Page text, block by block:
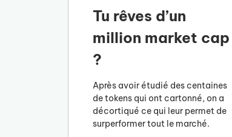
Tu rêves d’un
million market cap
?
Après avoir étudié des centaines
de tokens qui ont cartonné, on a
décortiqué ce qui leur permet de
surperformer tout le marché.